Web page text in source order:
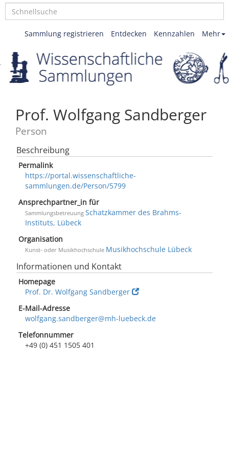
Mehr
Kennzahlen
Entdecken
Sammlung registrieren
Prof. Wolfgang Sandberger
Person
Beschreibung
Permalink
https://portal.wissenschaftliche-
sammlungen.de/Person/5799
Ansprechpartner_in für
Sammlungsbetreuung Schatzkammer des Brahms-
Instituts, Lübeck
Organisation
Kunst- oder Musikhochschule Musikhochschule Lübeck
Informationen und Kontakt
Homepage
Prof. Dr. Wolfgang Sandberger
E-Mail-Adresse
wolfgang.sandberger@mh-luebeck.de
Telefonnummer
+49 (0) 451 1505 401